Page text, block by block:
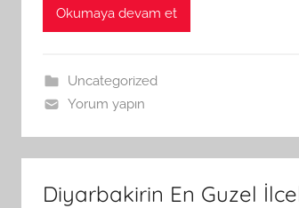
Okumaya devam et
Uncategorized
Yorum yapın
Diyarbakirin En Guzel